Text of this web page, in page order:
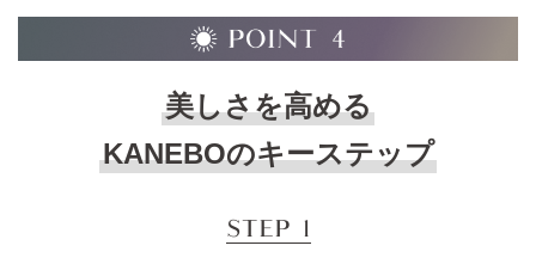
美しさを高める
KANEBOのキーステップ